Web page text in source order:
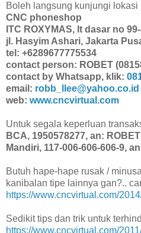
Boleh langsung kunjungi lokasi
CNC phoneshop
ITC ROXYMAS, lt dasar no
jl. Hasyim Ashari, Jakarta
tel: +6289677775534
contact person: ROBET
contact by Whatsapp, klik:
email: robb_llee@yahoo.co.id
web: www.cncvirtual.com
Untuk segala keperluan
BCA, 1950578277, an: ROBET
Mandiri, 117-006-606-606-9,
Butuh hape-hape rusak /
kanibalan tipe lainnya gan?..
https://www.cncvirtual.com/
Sedikit tips dan trik untuk
https://www.cncvirtual.com/